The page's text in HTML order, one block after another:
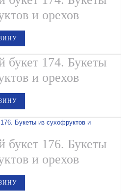
и орехов
букет 174. Букеты
и орехов
букет 176. Букеты
и орехов